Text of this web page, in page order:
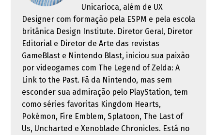
Unicarioca, além de UX
Designer com formação pela ESPM e pela escola
britânica Design Institute. Diretor Geral, Diretor
Editorial e Diretor de Arte das revistas
GameBlast e Nintendo Blast, iniciou sua paixão
por videogames com The Legend of Zelda: A
Link to the Past. Fã da Nintendo, mas sem
esconder sua admiração pelo PlayStation, tem
como séries favoritas Kingdom Hearts,
Pokémon, Fire Emblem, Splatoon, The Last of
Us, Uncharted e Xenoblade Chronicles. Está no